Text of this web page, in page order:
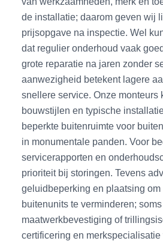
de installatie; daarom geven wij
prijsopgave na inspectie. Wel
dat regulier onderhoud vaak
grote reparatie na jaren zonder
aanwezigheid betekent lagere
snellere service. Onze monteurs
bouwstijlen en typische
beperkte buitenruimte voor
in monumentale panden. Voor
servicerapporten en
prioriteit bij storingen. Tevens
geluidbeperking en plaatsing om
buitenunits te verminderen;
maatwerkbevestiging of
certificering en